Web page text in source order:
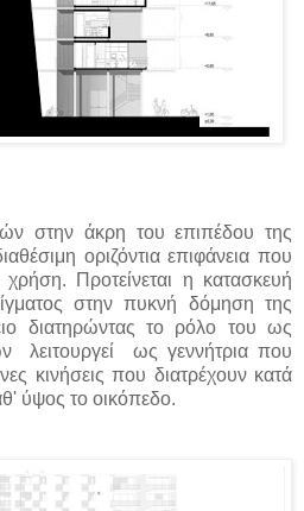
στην άκρη του επιπέδου της
οριζόντια επιφάνεια που
χρήση. Προτείνεται η κατασκευή
στην πυκνή δόμηση της
διατηρώντας το ρόλο του ως
λειτουργεί ως γεννήτρια που
κινήσεις που διατρέχουν κατά
ύψος το οικόπεδο.